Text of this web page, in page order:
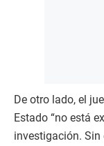
De otro lado, el
Estado “no está
investigación. Sin